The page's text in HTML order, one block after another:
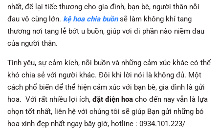
nhất, để lại tiếc thương cho gia đình, bạn bè, người thân nỗi
đau vô cùng lớn. kệ hoa chia buồn sẽ làm không khí tang
thương nơi tang lễ bớt u buồn, giúp vơi đi phần nào niềm đau
của người thân.
Tình yêu, sự cảm kích, nỗi buồn và những cảm xúc khác có thể
khó chia sẻ với người khác. Đôi khi lời nói là không đủ. Một
cách phổ biến để thể hiện cảm xúc với bạn bè, gia đình là gửi
hoa. Với rất nhiều lợi ích, đặt điện hoa cho đến nay vẫn là lựa
chọn tốt nhất, liên hệ với chúng tôi sẽ giúp Bạn gửi những bó
hoa xinh đẹp nhất ngay bây giờ, hotline : 0934.101.223/